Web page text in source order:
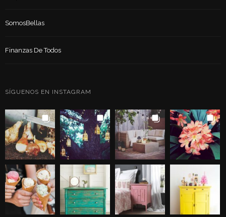
SomosBellas
Finanzas De Todos
SÍGUENOS EN INSTAGRAM